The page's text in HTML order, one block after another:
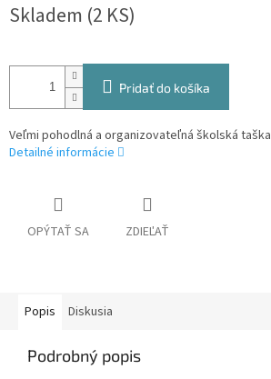
cena:
Skladem (2 KS)
Pridať do košíka
Veľmi pohodlná a organizovateľná školská taška
Detailné informácie
OPÝTAŤ SA ZDIEĽAŤ
Popis Diskusia
Podrobný popis